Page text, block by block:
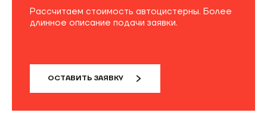
Рассчитаем стоимость автоцистерны. Более
длинное описание подачи заявки.
ОСТАВИТЬ ЗАЯВКУ